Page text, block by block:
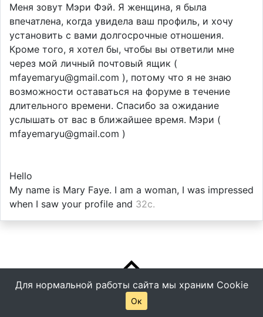
Меня зовут Мэри Фэй. Я женщина, я была
впечатлена, когда увидела ваш профиль, и хочу
установить с вами долгосрочные отношения.
Кроме того, я хотел бы, чтобы вы ответили мне
через мой личный почтовый ящик (
mfayemaryu@gmail.com ), потому что я не знаю
возможности оставаться на форуме в течение
длительного времени. Спасибо за ожидание
услышать от вас в ближайшее время. Мэри (
mfayemaryu@gmail.com )
Hello
My name is Mary Faye. I am a woman, I was impressed
when I saw your profile and 32с.
© Все права защищены -Помощь
Для нормальной работы сайта мы храним Cookie
Ок